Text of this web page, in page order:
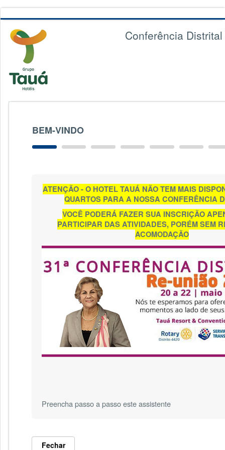
Conferência Distrital
BEM-VINDO
ATENÇÃO - O HOTEL TAUÁ NÃO TEM MAIS
QUARTOS PARA A NOSSA CONFERÊNCIA
VOCÊ PODERÁ FAZER SUA INSCRIÇÃO
PARTICIPAR DAS ATIVIDADES, PORÉM SEM
ACOMODAÇÃO
Preencha passo a passo este assistente
Fechar